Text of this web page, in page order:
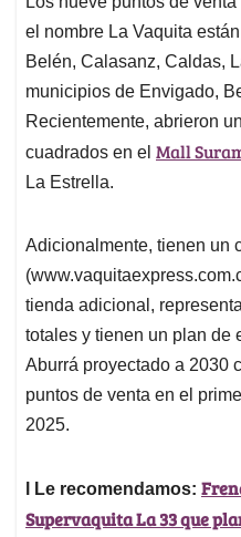
el nombre La Vaquita
Belén, Calasanz, Caldas,
municipios de Envigado,
Recientemente, abrieron
cuadrados en el Mall
La Estrella.
Adicionalmente, tienen un
tienda adicional,
totales y tienen un plan de
Aburrá proyectado a 2030
puntos de venta en el
2025.
l Le recomendamos:
Supervaquita La 33 que